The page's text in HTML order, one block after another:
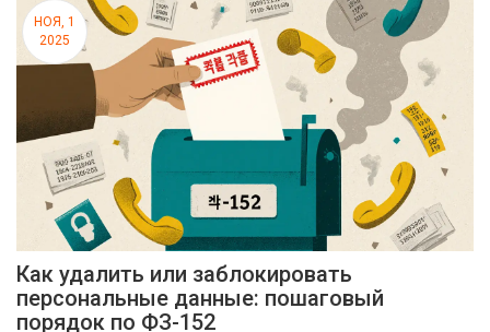
НОЯ, 1
2025
Как удалить или заблокировать
персональные данные: пошаговый
порядок по ФЗ-152